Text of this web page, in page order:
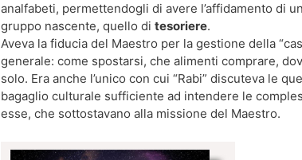
analfabeti, permettendogli di avere l’affidamento di
gruppo nascente, quello ditesoriere.
Aveva la fiducia del Maestro per la gestione della
generale: come spostarsi, che alimenti comprare,
solo. Era anche l’unico con cui “Rabi” discuteva le
bagaglio culturale sufficiente ad intendere le
esse, che sottostavano alla missione del Maestro.